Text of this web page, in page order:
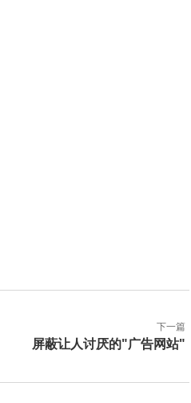
下一篇
屏蔽让人讨厌的"广告网站"